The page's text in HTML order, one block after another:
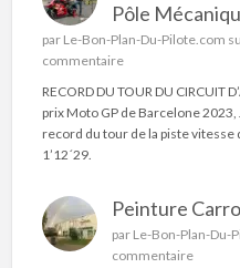
Pôle
par Le-Bon-Plan-Du-Pilote.com
commentaire
RECORD DU TOUR DU CIRCUIT
prix Moto GP de Barcelone
record du tour de la piste vitesse
1’12´29.
Peinture
par Le-Bon-Plan-Du-
commentaire